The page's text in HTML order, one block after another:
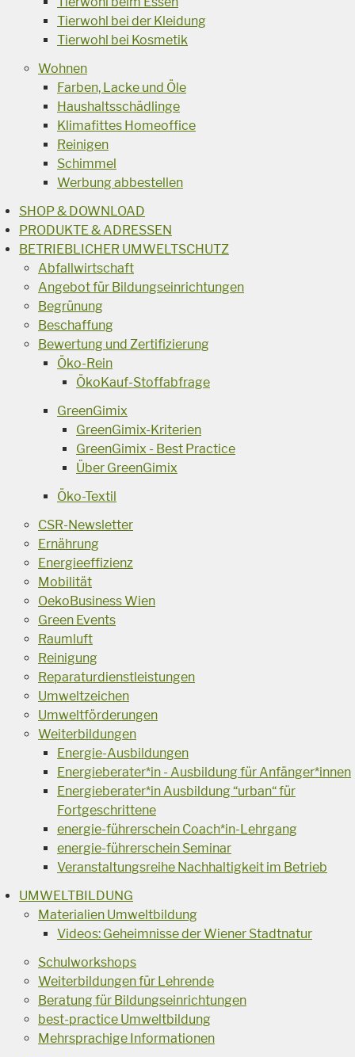
Tierwohl bei der Kleidung
Tierwohl bei Kosmetik
Wohnen
Farben, Lacke und Öle
Haushaltsschädlinge
Klimafittes Homeoffice
Reinigen
Schimmel
Werbung abbestellen
SHOP & DOWNLOAD
PRODUKTE & ADRESSEN
BETRIEBLICHER UMWELTSCHUTZ
Abfallwirtschaft
Angebot für Bildungseinrichtungen
Begrünung
Beschaffung
Bewertung und Zertifizierung
Öko-Rein
ÖkoKauf-Stoffabfrage
GreenGimix
GreenGimix-Kriterien
GreenGimix - Best Practice
Über GreenGimix
Öko-Textil
CSR-Newsletter
Ernährung
Energieeffizienz
Mobilität
OekoBusiness Wien
Green Events
Raumluft
Reinigung
Reparaturdienstleistungen
Umweltzeichen
Umweltförderungen
Weiterbildungen
Energie-Ausbildungen
Energieberater*in - Ausbildung für Anfänger*innen
Energieberater*in Ausbildung “urban“ für
Fortgeschrittene
energie-führerschein Coach*in-Lehrgang
energie-führerschein Seminar
Veranstaltungsreihe Nachhaltigkeit im Betrieb
UMWELTBILDUNG
Materialien Umweltbildung
Videos: Geheimnisse der Wiener Stadtnatur
Schulworkshops
Weiterbildungen für Lehrende
Beratung für Bildungseinrichtungen
best-practice Umweltbildung
Mehrsprachige Informationen